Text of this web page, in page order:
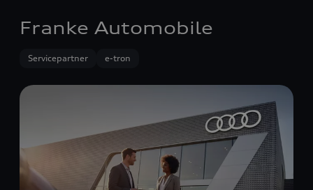
Franke Automobile
Servicepartner e-tron